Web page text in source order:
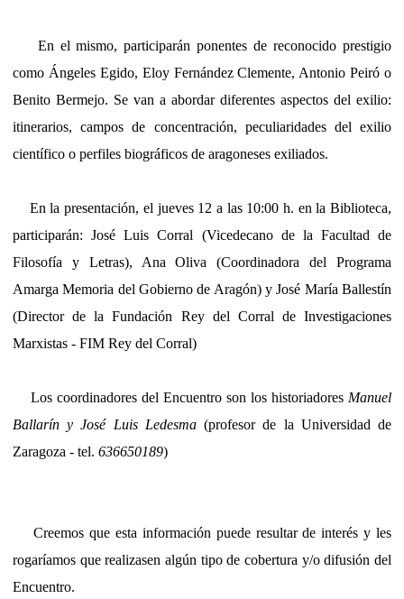
En el mismo, participarán ponentes de reconocido prestigio
como Ángeles Egido, Eloy Fernández Clemente, Antonio Peiró o
Benito Bermejo. Se van a abordar diferentes aspectos del exilio:
itinerarios, campos de concentración, peculiaridades del exilio
científico o perfiles biográficos de aragoneses exiliados.
En la presentación, el jueves 12 a las 10:00 h. en la Biblioteca,
participarán:José Luis Corral (Vicedecano de la Facultad de
Filosofía y Letras), Ana Oliva (Coordinadora del Programa
Amarga Memoria del Gobierno de Aragón) yJosé María Ballestín
(Director de la Fundación Rey del Corral de Investigaciones
Marxistas - FIM Rey del Corral)
Los coordinadores del Encuentro son los historiadores Manuel
Ballarín y José Luis Ledesma(profesor de la Universidad de
Zaragoza - tel. 636650189)
Creemos que esta información puede resultar de interés y les
rogaríamos que realizasen algún tipo de cobertura y/o difusión del
Encuentro.